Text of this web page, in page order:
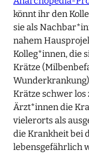
könnt ihr den
sie als
nahem
Kolleg*innen, die
Krätze
Krätze schwer los
Ärzt*innen die
vielerorts als
die Krankheit bei
lebensgefährlich